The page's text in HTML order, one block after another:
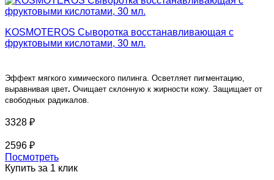
KOSMOTEROS Сыворотка восстанавливающая с
фруктовыми кислотами, 30 мл.
Эффект мягкого химического пилинга. Осветляет пигментацию,
выравнивая цвет. Очищает склонную к жирности кожу. Защищает от
свободных радикалов.
3328 ₽
2596 ₽
Посмотреть
Купить за 1 клик